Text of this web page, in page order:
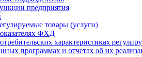
предприятия
товары (услуги)
ФХД
характеристиках
программах и отчетах об их